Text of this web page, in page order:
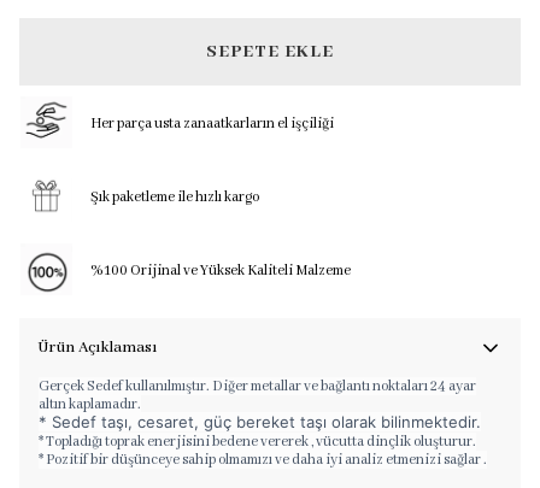
SEPETE EKLE
Her parça usta zanaatkarların el işçiliği
Şık paketleme ile hızlı kargo
%100 Orijinal ve Yüksek Kaliteli Malzeme
Ürün Açıklaması
Gerçek Sedef kullanılmıştır. Diğer metallar ve bağlantı noktaları 24 ayar
altın kaplamadır.
* Sedef taşı, cesaret, güç bereket taşı olarak bilinmektedir.
* Topladığı toprak enerjisini bedene vererek , vücutta dinçlik oluşturur.
* Pozitif bir düşünceye sahip olmamızı ve daha iyi analiz etmenizi sağlar .